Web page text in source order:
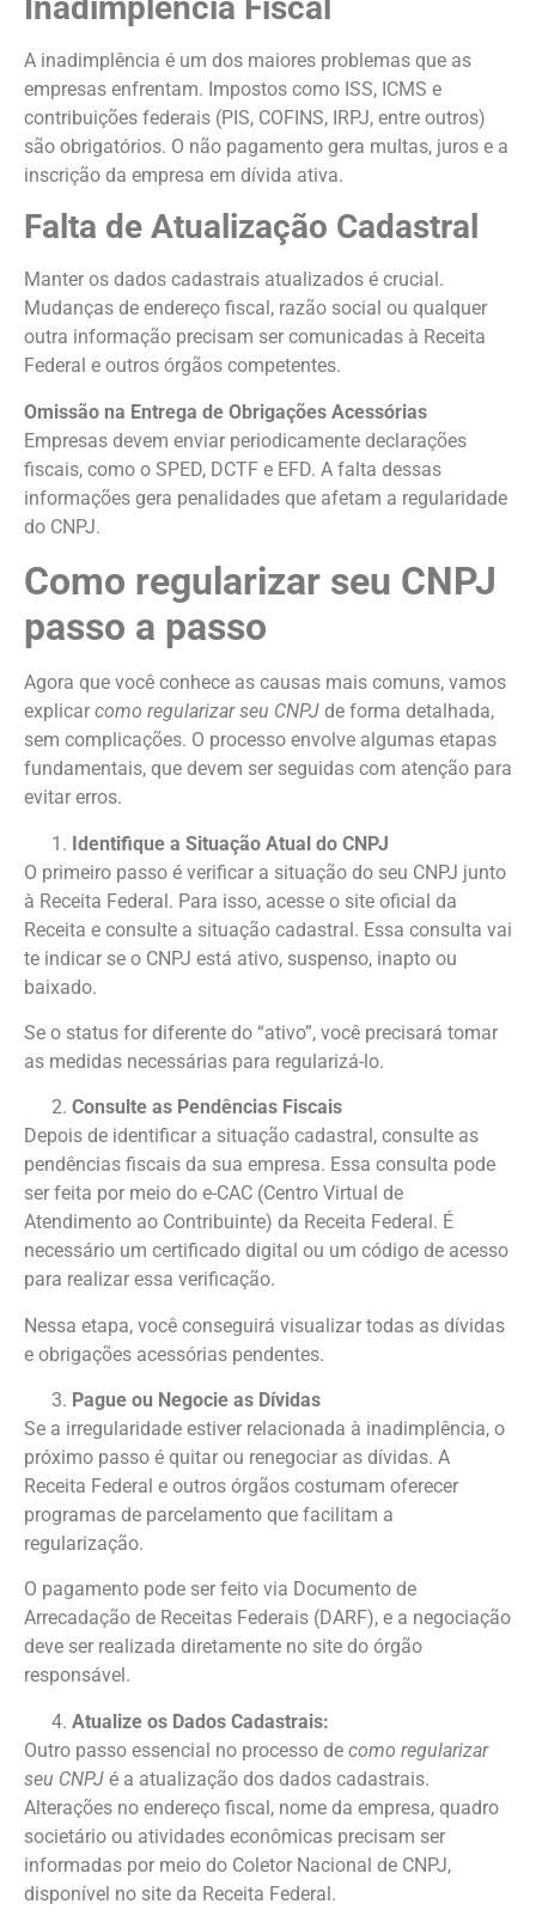
A inadimplência é um dos maiores problemas que as
empresas enfrentam. Impostos como ISS, ICMS e
contribuições federais (PIS, COFINS, IRPJ, entre outros)
são obrigatórios. O não pagamento gera multas, juros e a
inscrição da empresa em dívida ativa.
Falta de Atualização Cadastral
Manter os dados cadastrais atualizados é crucial.
Mudanças de endereço fiscal, razão social ou qualquer
outra informação precisam ser comunicadas à Receita
Federal e outros órgãos competentes.
Omissão na Entrega de Obrigações Acessórias
Empresas devem enviar periodicamente declarações
fiscais, como o SPED, DCTF e EFD. A falta dessas
informações gera penalidades que afetam a regularidade
do CNPJ.
Como regularizar seu CNPJ
passo a passo
Agora que você conhece as causas mais comuns, vamos
explicar como regularizar seu CNPJ de forma detalhada,
sem complicações. O processo envolve algumas etapas
fundamentais, que devem ser seguidas com atenção para
evitar erros.
Identifique a Situação Atual do CNPJ
O primeiro passo é verificar a situação do seu CNPJ junto
à Receita Federal. Para isso, acesse o site oficial da
Receita e consulte a situação cadastral. Essa consulta vai
te indicar se o CNPJ está ativo, suspenso, inapto ou
baixado.
Se o status for diferente do “ativo”, você precisará tomar
as medidas necessárias para regularizá-lo.
Consulte as Pendências Fiscais
Depois de identificar a situação cadastral, consulte as
pendências fiscais da sua empresa. Essa consulta pode
ser feita por meio do e-CAC (Centro Virtual de
Atendimento ao Contribuinte) da Receita Federal. É
necessário um certificado digital ou um código de acesso
para realizar essa verificação.
Nessa etapa, você conseguirá visualizar todas as dívidas
e obrigações acessórias pendentes.
Pague ou Negocie as Dívidas
Se a irregularidade estiver relacionada à inadimplência, o
próximo passo é quitar ou renegociar as dívidas. A
Receita Federal e outros órgãos costumam oferecer
programas de parcelamento que facilitam a
regularização.
O pagamento pode ser feito via Documento de
Arrecadação de Receitas Federais (DARF), e a negociação
deve ser realizada diretamente no site do órgão
responsável.
Atualize os Dados Cadastrais:
Outro passo essencial no processo de como regularizar
seu CNPJ é a atualização dos dados cadastrais.
Alterações no endereço fiscal, nome da empresa, quadro
societário ou atividades econômicas precisam ser
informadas por meio do Coletor Nacional de CNPJ,
disponível no site da Receita Federal.